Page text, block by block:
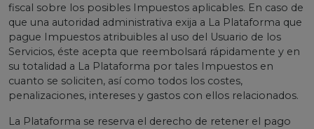
fiscal sobre los posibles Impuestos aplicables. En caso de
que una autoridad administrativa exija a La Plataforma que
pague Impuestos atribuibles al uso del Usuario de los
Servicios, éste acepta que reembolsará rápidamente y en
su totalidad a La Plataforma por tales Impuestos en
cuanto se soliciten, así como todos los costes,
penalizaciones, intereses y gastos con ellos relacionados.
La Plataforma se reserva el derecho de retener el pago